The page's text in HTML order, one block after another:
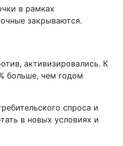
в рамках
закрываются.
активизировались. К
больше, чем годом
спроса и
в новых условиях и